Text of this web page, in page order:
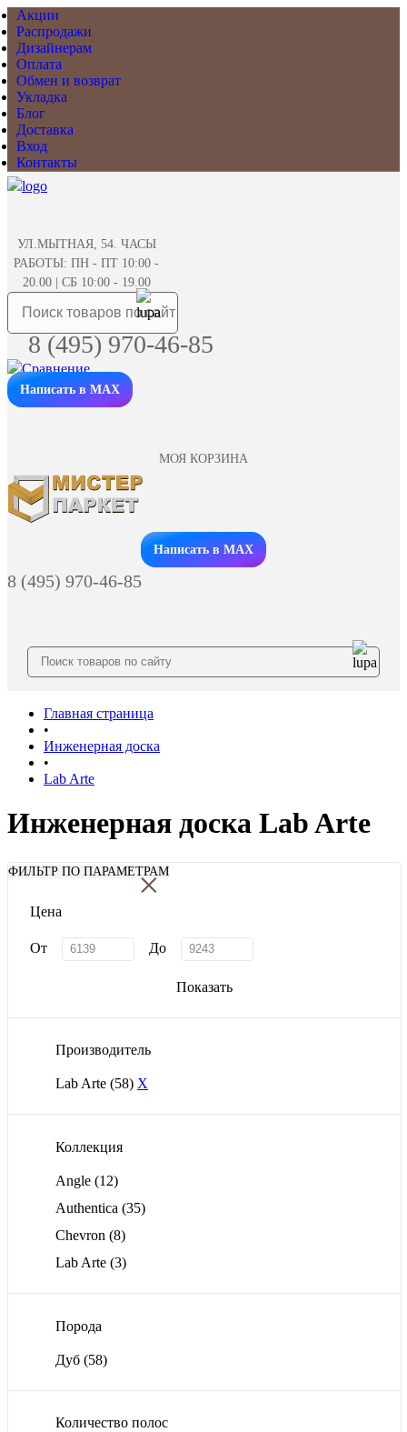
Акции
Распродажи
Дизайнерам
Оплата
Обмен и возврат
Укладка
Блог
Доставка
Вход
Контакты
УЛ.МЫТНАЯ, 54. ЧАСЫ
РАБОТЫ: ПН - ПТ 10:00 -
20.00 | СБ 10:00 - 19.00
8 (495) 970-46-85
Написать в MAX
МОЯ КОРЗИНА
Заказать звонок
Написать в MAX
8 (495) 970-46-85
Главная страница
•
Инженерная доска
•
Lab Arte
Инженерная доска Lab Arte
ФИЛЬТР ПО ПАРАМЕТРАМ
×
Цена
От До
Показать
Производитель
Lab Arte (58) X
Коллекция
Angle (12)
Authentica (35)
Chevron (8)
Lab Arte (3)
Порода
Дуб (58)
Количество полос